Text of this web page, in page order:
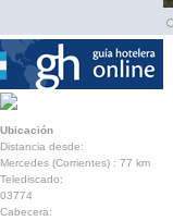
Ubicación
Distancia desde:
Mercedes (Corrientes) : 77 km
Telediscado:
03774
Cabecera: